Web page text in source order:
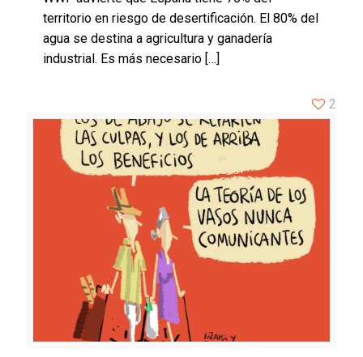
territorio en riesgo de desertificación. El 80% del
agua se destina a agricultura y ganadería
industrial. Es más necesario […]
2